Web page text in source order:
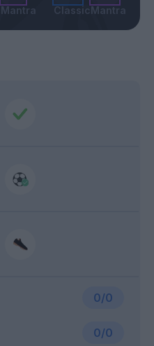
Mantra ClassicMantra
0/0
0/0